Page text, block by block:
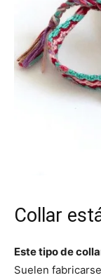
Collar
Este tipo de
Suelen